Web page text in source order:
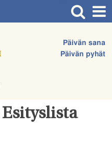
Päivän sana
Päivän pyhät
Esityslista